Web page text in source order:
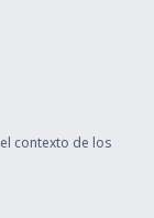
contexto de los